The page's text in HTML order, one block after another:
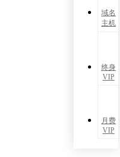
域名
主机
终身
VIP
月费
VIP